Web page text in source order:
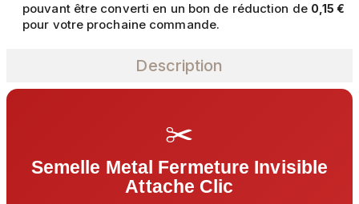
pouvant être converti en un bon de réduction de 0,15 €
pour votre prochaine commande.
Description
✂️
Semelle Metal Fermeture Invisible
Attache Clic